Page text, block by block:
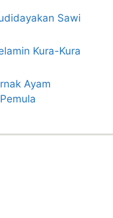
Sawi
Kura-Kura
Ayam